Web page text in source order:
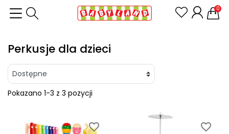
0
Perkusje dla dzieci
Pokazano 1-3 z 3 pozycji
favorite_border favorite_border